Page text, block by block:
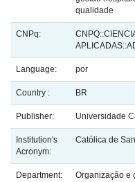
qualidade
CNPq:
Language: por
Country : BR
Publisher: Universidade
Institution's
Acronym:
Católica de
Department: Organização e